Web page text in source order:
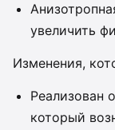
увеличить
Изменения,
Реализован
который